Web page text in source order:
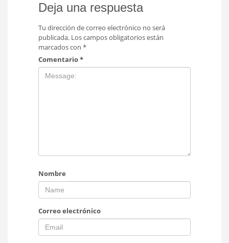
Deja una respuesta
Tu dirección de correo electrónico no será
publicada. Los campos obligatorios están
marcados con *
Comentario*
Nombre
Correo electrónico